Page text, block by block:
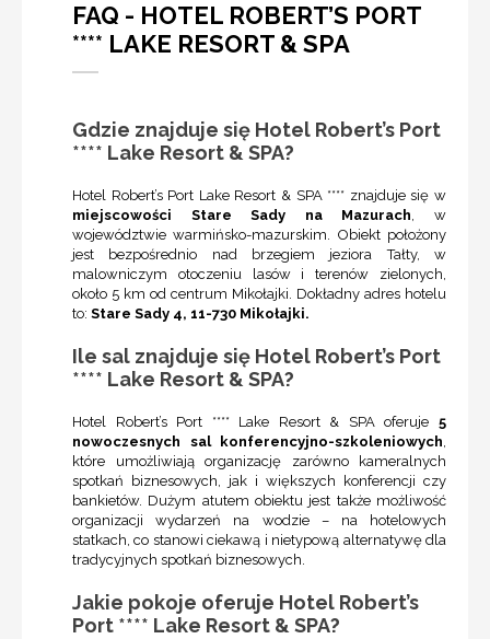
FAQ - HOTEL ROBERT’S PORT
**** LAKE RESORT & SPA
Gdzie znajduje się Hotel Robert’s Port
**** Lake Resort & SPA?
Hotel Robert’s Port Lake Resort & SPA **** znajduje się w
miejscowości Stare Sady na Mazurach, w
województwie warmińsko-mazurskim. Obiekt położony
jest bezpośrednio nad brzegiem jeziora Tałty, w
malowniczym otoczeniu lasów i terenów zielonych,
około 5 km od centrum Mikołajki. Dokładny adres hotelu
to: Stare Sady 4, 11-730 Mikołajki.
Ile sal znajduje się Hotel Robert’s Port
**** Lake Resort & SPA?
Hotel Robert’s Port **** Lake Resort & SPA oferuje 5
nowoczesnych sal konferencyjno-szkoleniowych,
które umożliwiają organizację zarówno kameralnych
spotkań biznesowych, jak i większych konferencji czy
bankietów. Dużym atutem obiektu jest także możliwość
organizacji wydarzeń na wodzie – na hotelowych
statkach, co stanowi ciekawą i nietypową alternatywę dla
tradycyjnych spotkań biznesowych.
Jakie pokoje oferuje Hotel Robert’s
Port **** Lake Resort & SPA?